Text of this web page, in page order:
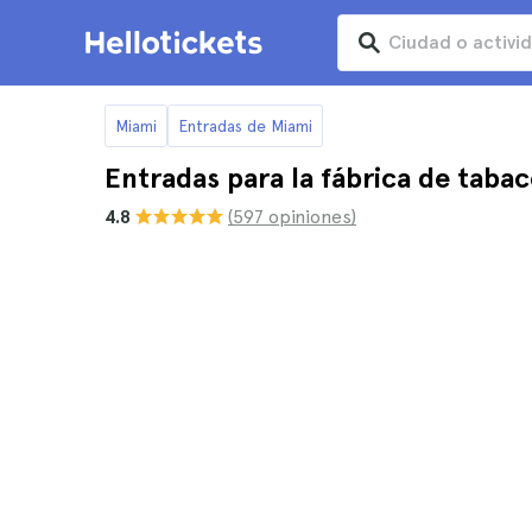
Miami Entradas de Miami
Entradas para la fábrica de
4.8 (597 opiniones)